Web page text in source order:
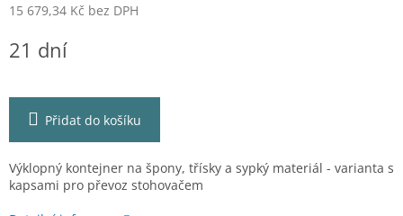
15 679,34 Kč bez DPH
cena:
21 dní
Přidat do košíku
Výklopný kontejner na špony, třísky a sypký materiál - varianta s
kapsami pro převoz stohovačem